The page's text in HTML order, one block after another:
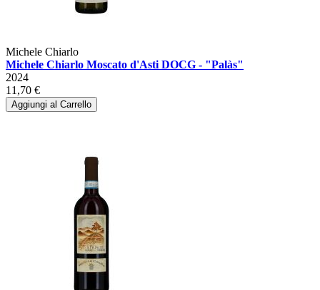
Michele Chiarlo
Michele Chiarlo Moscato d'Asti DOCG - "Palàs"
2024
11,70 €
Aggiungi al Carrello